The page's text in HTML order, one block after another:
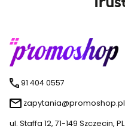
91 404 0557
zapytania@promoshop.pl
ul. Staffa 12, 71-149 Szczecin, PL